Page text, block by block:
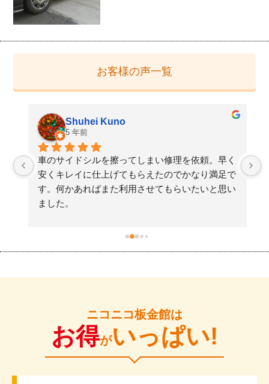
お客様の声一覧
Shuhei Kuno
5 年前
車のサイドシルを擦ってしまい修理を依頼。早く
安くキレイに仕上げてもらえたのでかなり満足で
す。何かあればまた利用させてもらいたいと思い
ました。
ニコニコ板金館は
お得がいっぱい!